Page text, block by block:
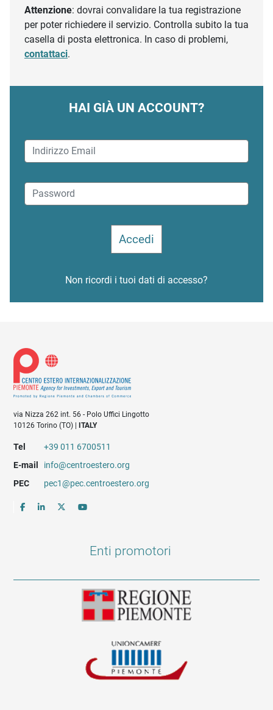
Attenzione: dovrai convalidare la tua registrazione
per poter richiedere il servizio. Controlla subito la tua
casella di posta elettronica. In caso di problemi,
contattaci.
HAI GIÀ UN ACCOUNT?
Non ricordi i tuoi dati di accesso?
via Nizza 262 int. 56 - Polo Uffici Lingotto
10126 Torino (TO) |ITALY
Tel
+39 011 6700511
E-mail
info@centroestero.org
PEC
pec1@pec.centroestero.org
Enti promotori